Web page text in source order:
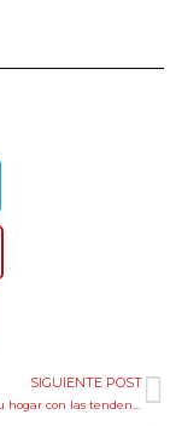
SIGUIENTE POST